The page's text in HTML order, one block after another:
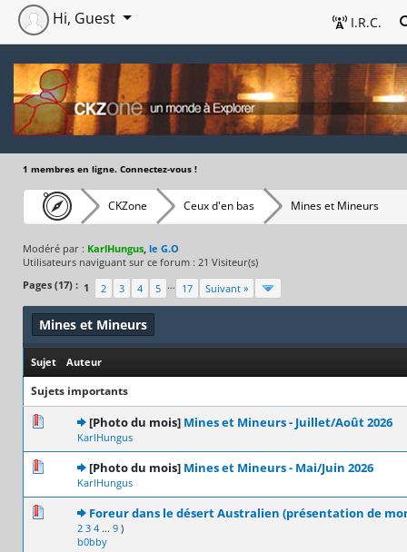
I.R.C.
Hi, Guest
1 membres en ligne. Connectez-vous !
CKZone Ceux d'en bas Mines et Mineurs
Modéré par : KarlHungus le G.O
Utilisateurs naviguant sur ce forum : 21 Visiteur(s)
Pages (17) : 1 2 3 4 5 … 17 Suivant »
Mines et Mineurs
Sujet Auteur
Sujets importants
[Photo du mois] Mines et Mineurs - Juillet/Août 2026
KarlHungus
0 Votes - 0 sur 5 en moyenne
12345
[Photo du mois] Mines et Mineurs - Mai/Juin 2026
KarlHungus
0 Votes - 0 sur 5 en moyenne
12345
Foreur dans le désert Australien (présentation de
2 3 4 ... 9 )
b0bby
2 Votes - 5 sur 5 en moyenne
12345